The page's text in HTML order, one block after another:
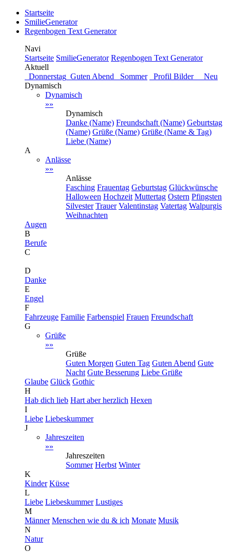
Startseite
SmilieGenerator
Regenbogen Text Generator
Navi
Startseite SmilieGenerator Regenbogen Text Generator
Aktuell
Donnerstag Guten Abend Sommer
Profil Bilder Neu
Dynamisch
Dynamisch
»»
Dynamisch
Danke (Name) Freundschaft (Name) Geburtstag
(Name) Grüße (Name) Grüße (Name & Tag)
Liebe (Name)
A
Anlässe
»»
Anlässe
Fasching Frauentag Geburtstag Glückwünsche
Halloween Hochzeit Muttertag Ostern Pfingsten
Silvester Trauer Valentinstag Vatertag Walpurgis
Weihnachten
Augen
B
Berufe
C
D
Danke
E
Engel
F
Fahrzeuge Familie Farbenspiel Frauen Freundschaft
G
Grüße
»»
Grüße
Guten Morgen Guten Tag Guten Abend Gute
Nacht Gute Besserung Liebe Grüße
Glaube Glück Gothic
H
Hab dich lieb Hart aber herzlich Hexen
I
Liebe Liebeskummer
J
Jahreszeiten
»»
Jahreszeiten
Sommer Herbst Winter
K
Kinder Küsse
L
Liebe Liebeskummer Lustiges
M
Männer Menschen wie du & ich Monate Musik
N
Natur
O